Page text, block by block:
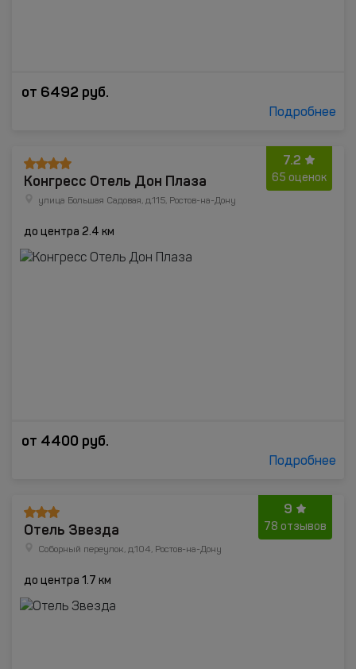
от 6492 руб.
Подробнее
7.2
65 оценок
Конгресс Отель Дон Плаза
улица Большая Садовая, д.115, Ростов-на-Дону
до центра 2.4 км
от 4400 руб.
Подробнее
9
78 отзывов
Отель Звезда
Соборный переулок, д.104, Ростов-на-Дону
до центра 1.7 км